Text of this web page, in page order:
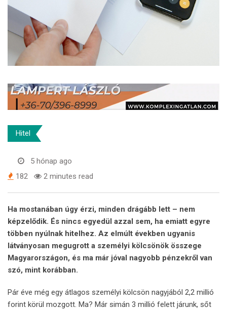
Hitel
5 hónap ago
182
2 minutes read
Ha mostanában úgy érzi, minden drágább lett – nem
képzelődik. És nincs egyedül azzal sem, ha emiatt egyre
többen nyúlnak hitelhez. Az elmúlt években ugyanis
látványosan megugrott a személyi kölcsönök összege
Magyarországon, és ma már jóval nagyobb pénzekről van
szó, mint korábban.
Pár éve még egy átlagos személyi kölcsön nagyjából 2,2 millió
forint körül mozgott. Ma? Már simán 3 millió felett járunk, sőt